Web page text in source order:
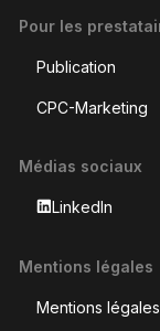
Pour les
Publication
CPC-Marketing
Médias sociaux
LinkedIn
Mentions légales
Mentions légales